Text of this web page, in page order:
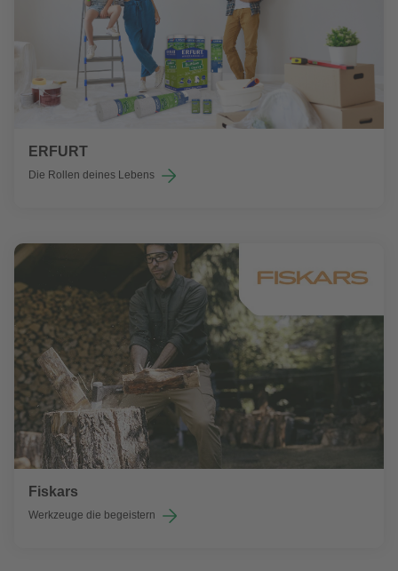
ERFURT
Die Rollen deines Lebens
Fiskars
Werkzeuge die begeistern